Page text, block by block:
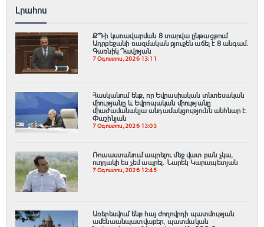
Լրահոս
ՔՊ-ի կառավարման 8 տարվա ընթացքում
Ադրբեջանի ռազմական բյուջեն աճել է 8 անգամ.
Գառնիկ Դավթյան
7 Օգոստոս, 2026 13:11
Հասկանում ենք, որ Եվրասիական տնտեսական
միությանը և Եվրոպական միությանը
միաժամանակյա անդամակցությունն անհնար է.
Փաշինյան
7 Օգոստոս, 2026 13:03
Ռուսաստանում ապրելու մեջ վատ բան չկա,
ուղղակի ես չեմ ապրել. Նարեկ Կարապետյան
7 Օգոստոս, 2026 12:45
Առերեսվում ենք հայ ժողովրդի պատմության
ամենաանպատվաբեր, պատմական